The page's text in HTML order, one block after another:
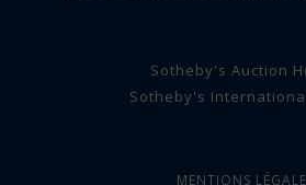
Sotheby's Auction
Sotheby's
MENTIONS